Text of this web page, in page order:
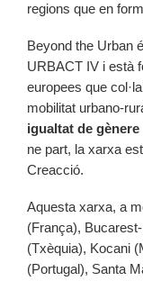
regions que en
Beyond the Urban
URBACT IV i està
europees que
mobilitat urbano-
igualtat de
ne part, la xarxa
Creacció.
Aquesta xarxa, a
(França),
(Txèquia), Kocani
(Portugal), Santa